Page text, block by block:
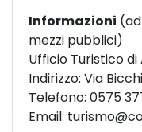
Informazioni
mezzi pubblici)
Ufficio Turistico di
Indirizzo: Via
Telefono: 0575
Email: